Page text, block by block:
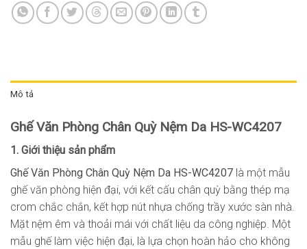
Mô tả
Ghế Văn Phòng Chân Quỳ Nệm Da HS-WC4207
1. Giới thiệu sản phẩm
Ghế Văn Phòng Chân Quỳ Nệm Da HS-WC4207 là một mẫu
ghế văn phòng hiện đại, với kết cấu chân quỳ bằng thép mạ
crom chắc chắn, kết hợp nút nhựa chống trầy xước sàn nhà.
Mặt nệm êm và thoải mái với chất liệu da công nghiệp. Một
mẫu ghế làm việc hiện đại, là lựa chọn hoàn hảo cho không